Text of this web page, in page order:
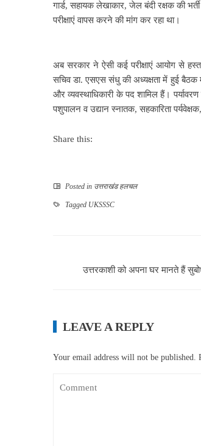
गार्ड, सहायक लेखाकार, जेल बंदी रक्षक की
परीक्षाएं वापस करने की मांग कर रहा था।
अब सरकार ने ऐसी कई परीक्षाएं आयोग से
सचिव डा. एसएस संधु की अध्यक्षता में हुई बैठक
और व्यवस्थाधिकारी के पद शामिल हैं।
पशुपालन व उद्यान स्नातक, सहकारिता
Share this:
Posted in उत्तराखंड हलचल
Tagged UKSSSC
उत्तरकाशी को अपना घर मानते हैं
LEAVE A REPLY
Your email address will not be published.